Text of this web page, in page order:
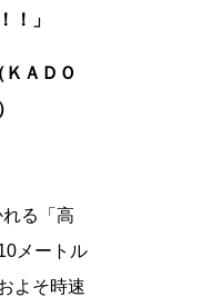
！」
ＡＤＯ
れる「高
メートル
よそ時速